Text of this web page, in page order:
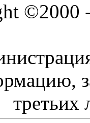
©2000
третьих